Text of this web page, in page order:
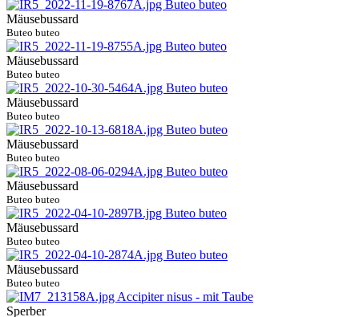
Mäusebussard
Buteo buteo
Mäusebussard
Buteo buteo
Mäusebussard
Buteo buteo
Mäusebussard
Buteo buteo
Mäusebussard
Buteo buteo
Mäusebussard
Buteo buteo
Mäusebussard
Buteo buteo
Sperber